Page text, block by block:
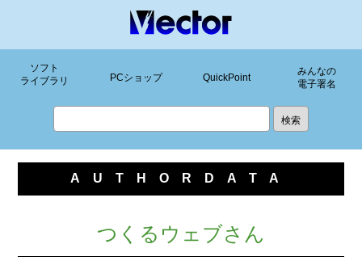
ソフト
ライブラリ
PCショップ QuickPoint
みんなの
電子署名
AUTHORDATA
つくるウェブさん